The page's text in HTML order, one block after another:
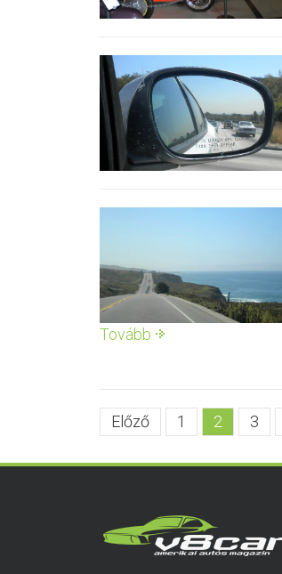
Tovább
Előző 1 2 3